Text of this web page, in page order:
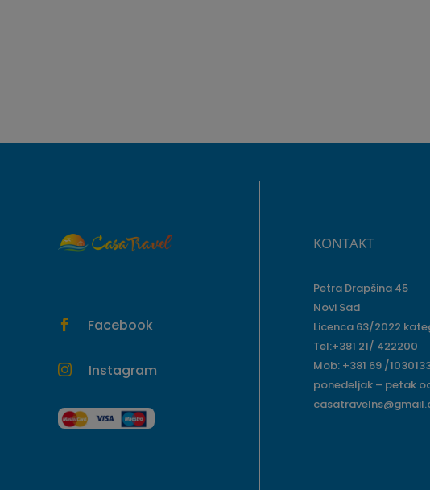
 Facebook
 Instagram
KONTAKT
Petra Drapšina 45
Novi Sad
Licenca 63/2022
Tel:+381 21/ 422200
Mob: +381 69 /
ponedeljak – petak